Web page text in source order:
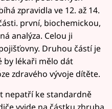
zpravidla ve 12. až 14.
první, biochemickou,
analýza. Celou ji
Druhou částí je
by lékaři mělo dát
zdravého vývoje dítěte.
nepatří ke standardně